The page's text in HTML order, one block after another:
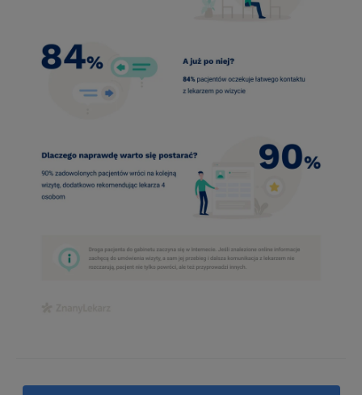
Marketing dla placówek
profil placówki
Szkolenia online
Instrukcje i pomoc